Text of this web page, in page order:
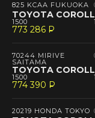
825 KCAA FUKUOKA
TOYOTA
1500
773 286 P
--
70244 MIRIVE
SAITAMA
TOYOTA
1500
774 390 P
--
20219 HONDA TOKYO